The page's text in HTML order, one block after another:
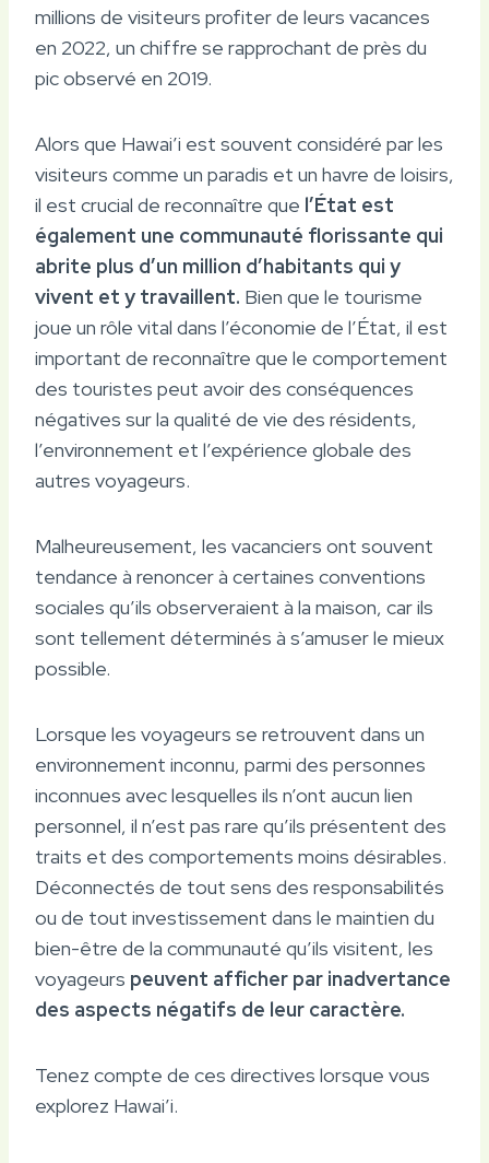
millions de visiteurs profiter de leurs vacances
en 2022, un chiffre se rapprochant de près du
pic observé en 2019.
Alors que Hawai’i est souvent considéré par les
visiteurs comme un paradis et un havre de loisirs,
il est crucial de reconnaître que l’État est
également une communauté florissante qui
abrite plus d’un million d’habitants qui y
vivent et y travaillent. Bien que le tourisme
joue un rôle vital dans l’économie de l’État, il est
important de reconnaître que le comportement
des touristes peut avoir des conséquences
négatives sur la qualité de vie des résidents,
l’environnement et l’expérience globale des
autres voyageurs.
Malheureusement, les vacanciers ont souvent
tendance à renoncer à certaines conventions
sociales qu’ils observeraient à la maison, car ils
sont tellement déterminés à s’amuser le mieux
possible.
Lorsque les voyageurs se retrouvent dans un
environnement inconnu, parmi des personnes
inconnues avec lesquelles ils n’ont aucun lien
personnel, il n’est pas rare qu’ils présentent des
traits et des comportements moins désirables.
Déconnectés de tout sens des responsabilités
ou de tout investissement dans le maintien du
bien-être de la communauté qu’ils visitent, les
voyageurs peuvent afficher par inadvertance
des aspects négatifs de leur caractère.
Tenez compte de ces directives lorsque vous
explorez Hawai’i.